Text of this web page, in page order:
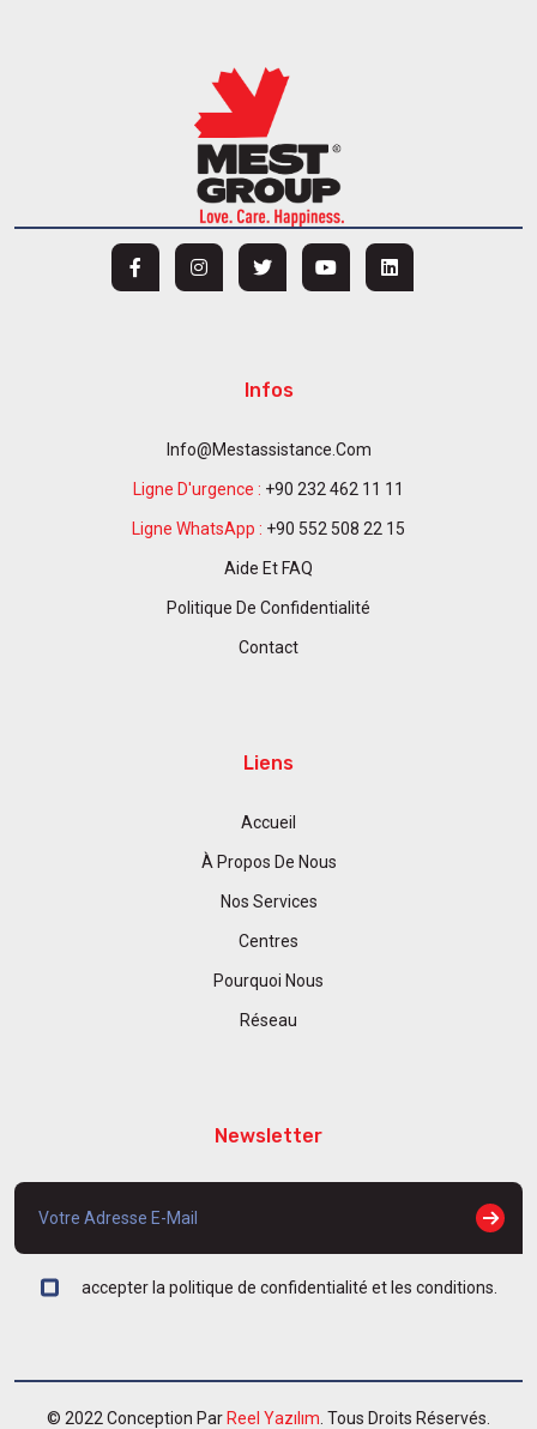
Infos
Info@mestassistance.com
Ligne D'urgence : +90 232 462 11 11
Ligne WhatsApp : +90 552 508 22 15
Aide Et FAQ
Politique De Confidentialité
Contact
Liens
Accueil
À Propos De Nous
Nos Services
Centres
Pourquoi Nous
Réseau
Newsletter
accepter la politique de confidentialité et les conditions.
© 2022 Conception Par Reel Yazılım . Tous Droits Réservés.